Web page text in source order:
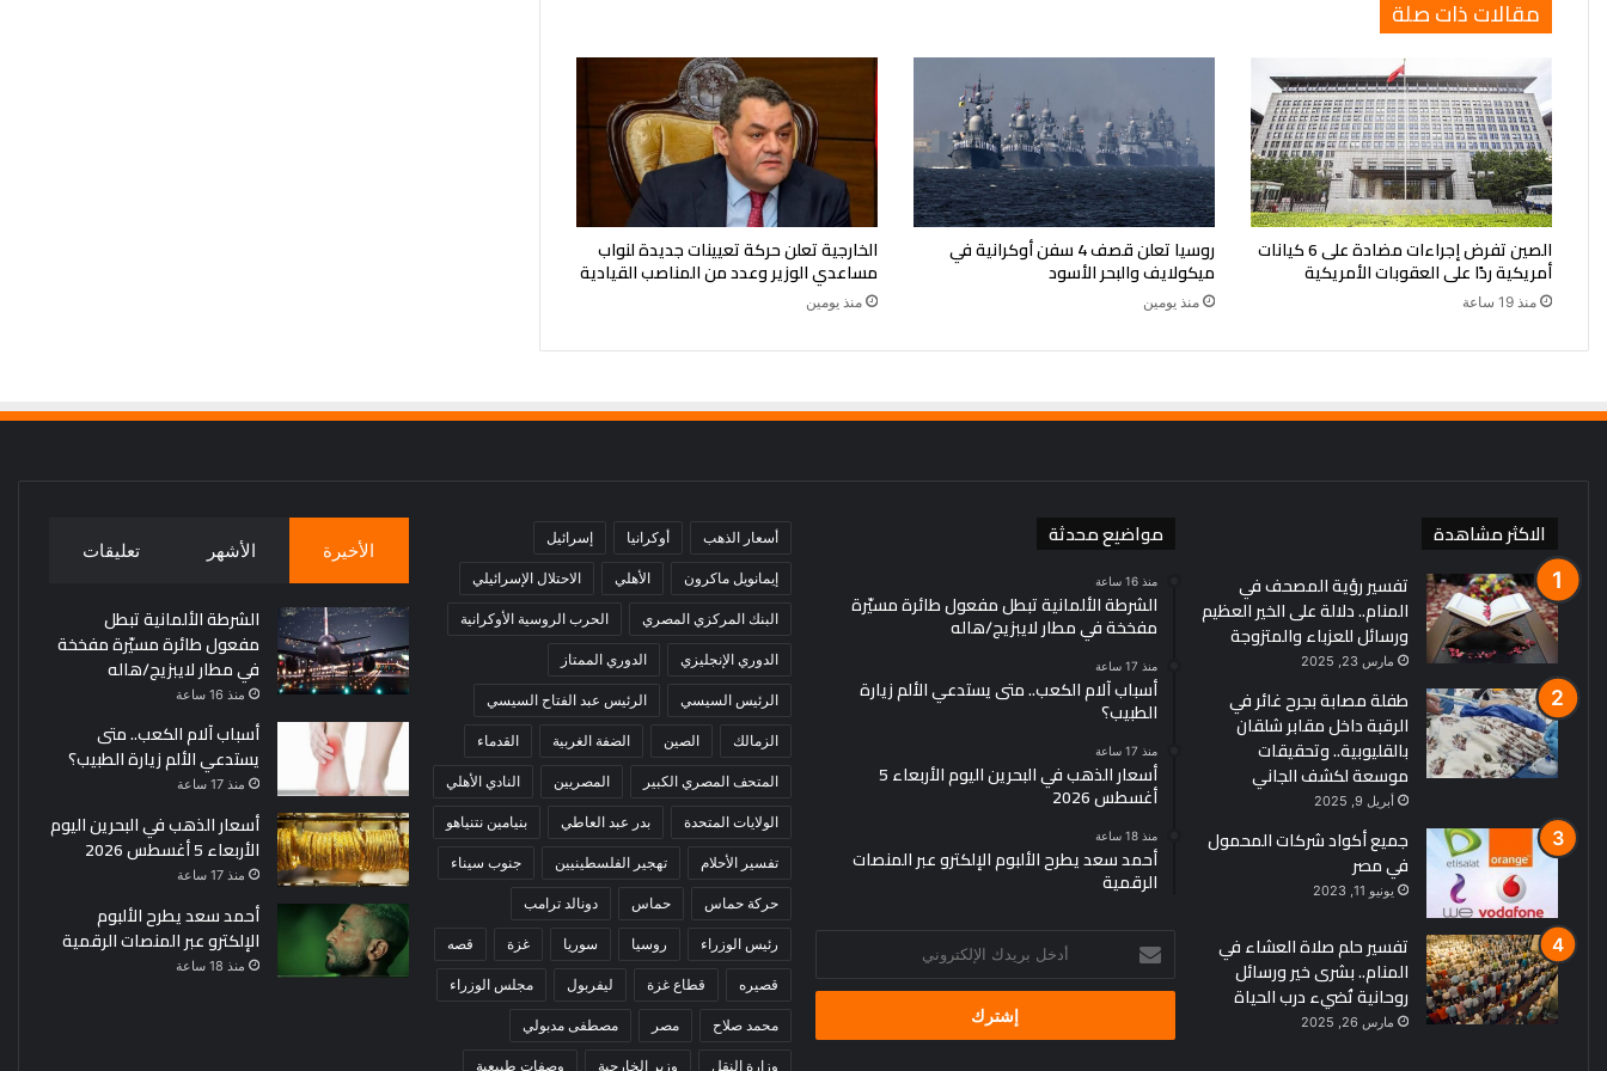
مقالات ذات صلة
الصين تفرض إجراءات مضادة على 6 كيانات
أمريكية ردًا على العقوبات الأمريكية
منذ 19 ساعة
روسيا تعلن قصف 4 سفن أوكرانية في
ميكولايف والبحر الأسود
منذ يومين
الخارجية تعلن حركة تعيينات جديدة لنواب
مساعدي الوزير وعدد من المناصب القيادية
منذ يومين
الاكثر مشاهدة
تفسير رؤية المصحف في
المنام.. دلالة على الخير العظيم
ورسائل للعزباء والمتزوجة
مارس 23, 2025
طفلة مصابة بجرح غائر في
الرقبة داخل مقابر شلقان
بالقليوبية.. وتحقيقات
موسعة لكشف الجاني
أبريل 9, 2025
جميع أكواد شركات المحمول
في مصر
يونيو 11, 2023
تفسير حلم صلاة العشاء في
المنام.. بشرى خير ورسائل
روحانية تُضيء درب الحياة
مارس 26, 2025
مواضيع محدثة
منذ 16 ساعة
الشرطة الألمانية تبطل مفعول طائرة مسيّرة
مفخخة في مطار لايبزيج/هاله
منذ 17 ساعة
أسباب آلام الكعب.. متى يستدعي الألم زيارة
الطبيب؟
منذ 17 ساعة
أسعار الذهب في البحرين اليوم الأربعاء 5
أغسطس 2026
منذ 18 ساعة
أحمد سعد يطرح الألبوم الإلكترو عبر المنصات
الرقمية
بريدك
الإلكتروني
أسعار الذهب أوكرانيا إسرائيل
إيمانويل ماكرون الأهلي الاحتلال الإسرائيلي
البنك المركزي المصري الحرب الروسية الأوكرانية
الدوري الإنجليزي الدوري الممتاز
الرئيس السيسي الرئيس عبد الفتاح السيسي
الزمالك الصين الضفة الغربية القدماء
المتحف المصري الكبير المصريين النادي الأهلي
الولايات المتحدة بدر عبد العاطي بنيامين نتنياهو
تفسير الأحلام تهجير الفلسطينيين جنوب سيناء
حركة حماس حماس دونالد ترامب
رئيس الوزراء روسيا سوريا غزة قصه
قصيره قطاع غزة ليفربول مجلس الوزراء
محمد صلاح مصر مصطفى مدبولي
وزارة النقل وزير الخارجية وصفات طبيعية
الأخيرة الأشهر تعليقات
الشرطة الألمانية تبطل
مفعول طائرة مسيّرة مفخخة
في مطار لايبزيج/هاله
منذ 16 ساعة
أسباب آلام الكعب.. متى
يستدعي الألم زيارة الطبيب؟
منذ 17 ساعة
أسعار الذهب في البحرين اليوم
الأربعاء 5 أغسطس 2026
منذ 17 ساعة
أحمد سعد يطرح الألبوم
الإلكترو عبر المنصات الرقمية
منذ 18 ساعة